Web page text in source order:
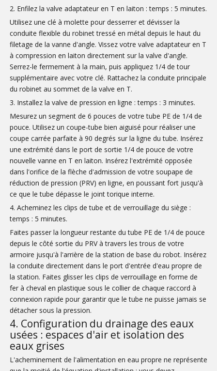
2. Enfilez la valve adaptateur en T en laiton : temps : 5 minutes.
Utilisez une clé à molette pour desserrer et dévisser la
conduite flexible du robinet tressé en métal depuis le haut du
filetage de la vanne d'angle. Vissez votre valve adaptateur en T
à compression en laiton directement sur la valve d'angle.
Serrez-le fermement à la main, puis appliquez 1/4 de tour
supplémentaire avec votre clé. Rattachez la conduite principale
du robinet au sommet de la valve en T.
3. Installez la valve de pression en ligne : temps : 3 minutes.
Mesurez un segment de 6 pouces de votre tube PE de 1/4 de
pouce. Utilisez un coupe-tube bien aiguisé pour réaliser une
coupe carrée parfaite à 90 degrés sur la ligne du tube. Insérez
une extrémité dans le port de sortie 1/4 de pouce de votre
nouvelle vanne en T en laiton. Insérez l'extrémité opposée
dans l'orifice de la flèche d'admission de votre soupape de
réduction de pression (PRV) en ligne, en poussant fort jusqu'à
ce que le tube dépasse le joint torique interne.
4. Acheminez les clips de tube et de verrouillage du siège :
temps : 5 minutes.
Faites passer la longueur restante du tube PE de 1/4 de pouce
depuis le côté sortie du PRV à travers les trous de votre
armoire jusqu'à l'arrière de la station de base du robot. Insérez
la conduite directement dans le port d'entrée d'eau propre de
la station. Faites glisser les clips de verrouillage en forme de
fer à cheval en plastique sous le collier de chaque raccord à
connexion rapide pour garantir que le tube ne puisse jamais se
détacher sous la pression.
4. Configuration du drainage des eaux
usées : espaces d'air et isolation des
eaux grises
L'acheminement de l'alimentation en eau propre ne représente